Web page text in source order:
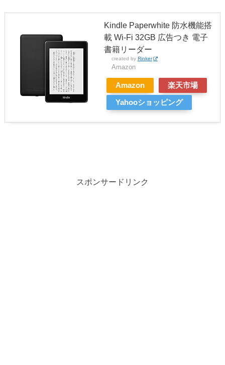
Kindle Paperwhite 防水機能搭
載 Wi-Fi 32GB 広告つき 電子
書籍リーダー
created by Rinker
Amazon
Amazon 楽天市場
Yahooショッピング
スポンサードリンク